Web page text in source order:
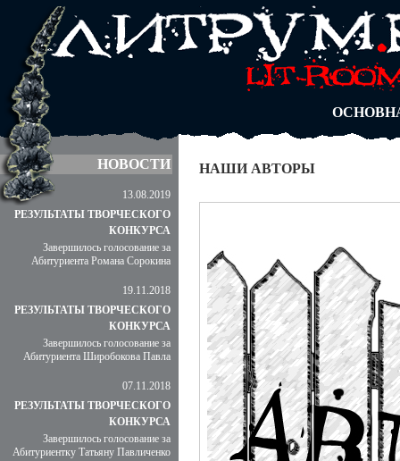
АВТОРЫ
БЛОГИ
АБИТУРА
НОВОСТИ
13.08.2019
РЕЗУЛЬТАТЫ ТВОРЧЕСКОГО
КОНКУРСА
Завершилось голосование за
Абитуриента Романа Сорокина
19.11.2018
РЕЗУЛЬТАТЫ ТВОРЧЕСКОГО
КОНКУРСА
Завершилось голосование за
Абитуриента Широбокова Павла
07.11.2018
РЕЗУЛЬТАТЫ ТВОРЧЕСКОГО
КОНКУРСА
Завершилось голосование за
Абитуриентку Татьяну Павличенко
НАШИ АВТОРЫ